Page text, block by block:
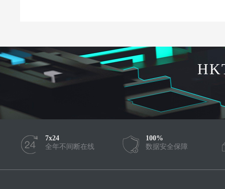
7x24
全年不间断在线
100%
数据安全保障